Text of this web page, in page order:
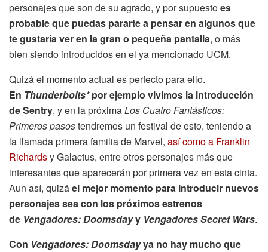
personajes que son de su agrado, y por supuestoes
probable que puedas pararte a pensar en algunos que
te gustaría ver en la gran o pequeña pantalla, o más
bien siendo introducidos en el ya mencionado UCM.
Quizá el momento actual es perfecto para ello.
En Thunderbolts*por ejemplo vivimos la introducción
de Sentry, y en la próximaLos Cuatro Fantásticos:
Primeros pasostendremos un festival de esto, teniendo a
la llamada primera familia de Marvel, así como a Franklin
Richardsy Galactus, entre otros personajes más que
interesantes que aparecerán por primera vez en esta cinta.
Aun así, quizáel mejor momento para introducir nuevos
personajes sea con los próximos estrenos
de Vengadores: Doomsdayy Vengadores Secret Wars.
Con Vengadores: Doomsdayya no hay mucho que